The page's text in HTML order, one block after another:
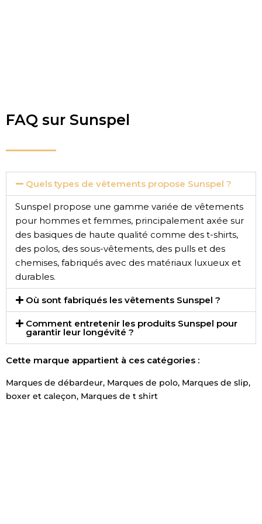
FAQ sur Sunspel
Quels types de vêtements propose Sunspel ?
Sunspel propose une gamme variée de vêtements
pour hommes et femmes, principalement axée sur
des basiques de haute qualité comme des t-shirts,
des polos, des sous-vêtements, des pulls et des
chemises, fabriqués avec des matériaux luxueux et
durables.
Où sont fabriqués les vêtements Sunspel ?
Comment entretenir les produits Sunspel pour
garantir leur longévité ?
Cette marque appartient à ces catégories :
Marques de débardeur, Marques de polo, Marques de slip,
boxer et caleçon, Marques de t shirt